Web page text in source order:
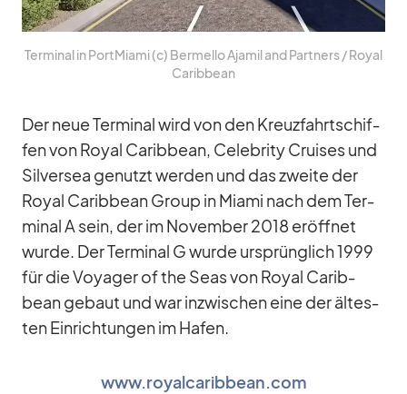
Ter­mi­nal in Port­Mi­ami (c) Ber­mello Aja­mil and Part­ners /​ Royal
Ca­rib­bean
Der neue Ter­mi­nal wird von den Kreuz­fahrt­schif­
fen von Royal Ca­rib­bean, Ce­le­brity Crui­ses und
Sil­ver­sea ge­nutzt wer­den und das zweite der
Royal Ca­rib­bean Group in Mi­ami nach dem Ter­
mi­nal A sein, der im No­vem­ber 2018 er­öff­net
wurde. Der Ter­mi­nal G wurde ur­sprüng­lich 1999
für die Voy­a­ger of the Seas von Royal Ca­rib­
bean ge­baut und war in­zwi­schen eine der äl­tes­
ten Ein­rich­tun­gen im Ha­fen.
www.royalcaribbean.com